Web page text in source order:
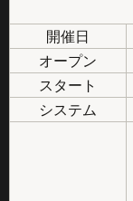
開催日
オープン
スタート
システム